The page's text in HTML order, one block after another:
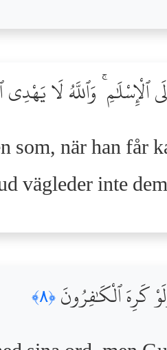
وَٱللَّهُ لَا يَهْدِى
som, när han får
vägleder inte
كَرِهَ ٱلْكَٰفِرُونَ ﴿٨﴾